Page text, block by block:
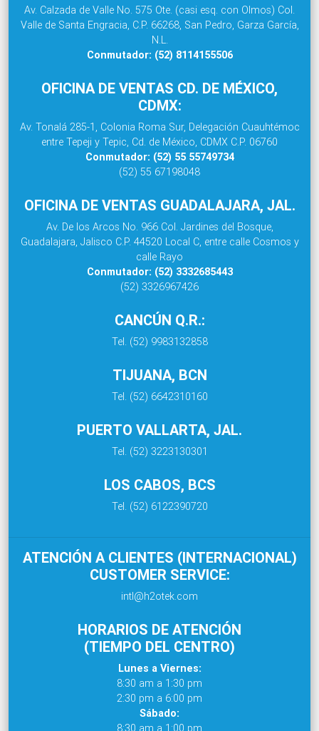
Av. Calzada de Valle No. 575 Ote. (casi esq. con Olmos) Col.
Valle de Santa Engracia, C.P. 66268, San Pedro, Garza García,
N.L.
Conmutador: (52) 8114155506
OFICINA DE VENTAS CD. DE MÉXICO,
CDMX:
Av. Tonalá 285-1, Colonia Roma Sur, Delegación Cuauhtémoc
entre Tepeji y Tepic, Cd. de México, CDMX C.P. 06760
Conmutador: (52) 55 55749734
(52) 55 67198048
OFICINA DE VENTAS GUADALAJARA, JAL.
Av. De los Arcos No. 966 Col. Jardines del Bosque,
Guadalajara, Jalisco C.P. 44520 Local C, entre calle Cosmos y
calle Rayo
Conmutador: (52) 3332685443
(52) 3326967426
CANCÚN Q.R.:
Tel. (52) 9983132858
TIJUANA, BCN
Tel. (52) 6642310160
PUERTO VALLARTA, JAL.
Tel. (52) 3223130301
LOS CABOS, BCS
Tel. (52) 6122390720
ATENCIÓN A CLIENTES (INTERNACIONAL)
CUSTOMER SERVICE:
intl@h2otek.com
HORARIOS DE ATENCIÓN
(TIEMPO DEL CENTRO)
Lunes a Viernes:
8:30 am a 1:30 pm
2:30 pm a 6:00 pm
Sábado:
8:30 am a 1:00 pm